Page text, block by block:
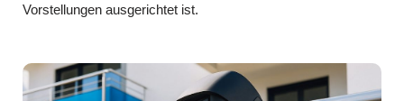
Vorstellungen ausgerichtet ist.